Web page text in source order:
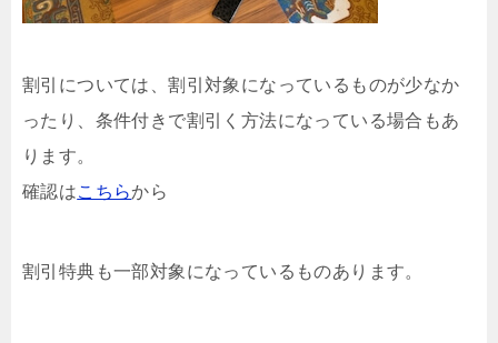
割引については、割引対象になっているものが少なか
ったり、条件付きで割引く方法になっている場合もあ
ります。
確認はこちらから
割引特典も一部対象になっているものあります。